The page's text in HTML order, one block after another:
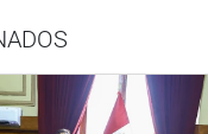
del inmueble, el
y en los acabados,
y declaratoria de